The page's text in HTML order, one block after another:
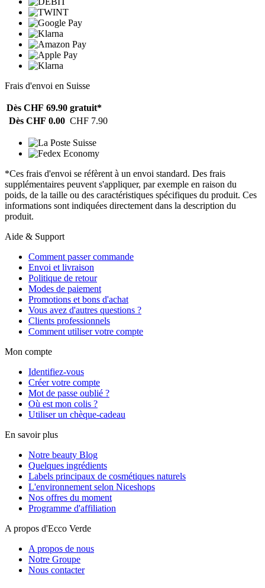
Frais d'envoi en Suisse
Dès CHF 69.90 gratuit*
Dès CHF 0.00 CHF 7.90
*Ces frais d'envoi se réfèrent à un envoi standard. Des frais
supplémentaires peuvent s'appliquer, par exemple en raison du
poids, de la taille ou des caractéristiques spécifiques du produit. Ces
informations sont indiquées directement dans la description du
produit.
Aide & Support
Comment passer commande
Envoi et livraison
Politique de retour
Modes de paiement
Promotions et bons d'achat
Vous avez d'autres questions ?
Clients professionnels
Comment utiliser votre compte
Mon compte
Identifiez-vous
Créer votre compte
Mot de passe oublié ?
Où est mon colis ?
Utiliser un chèque-cadeau
En savoir plus
Notre beauty Blog
Quelques ingrédients
Labels principaux de cosmétiques naturels
L'environnement selon Niceshops
Nos offres du moment
Programme d'affiliation
A propos d'Ecco Verde
A propos de nous
Notre Groupe
Nous contacter